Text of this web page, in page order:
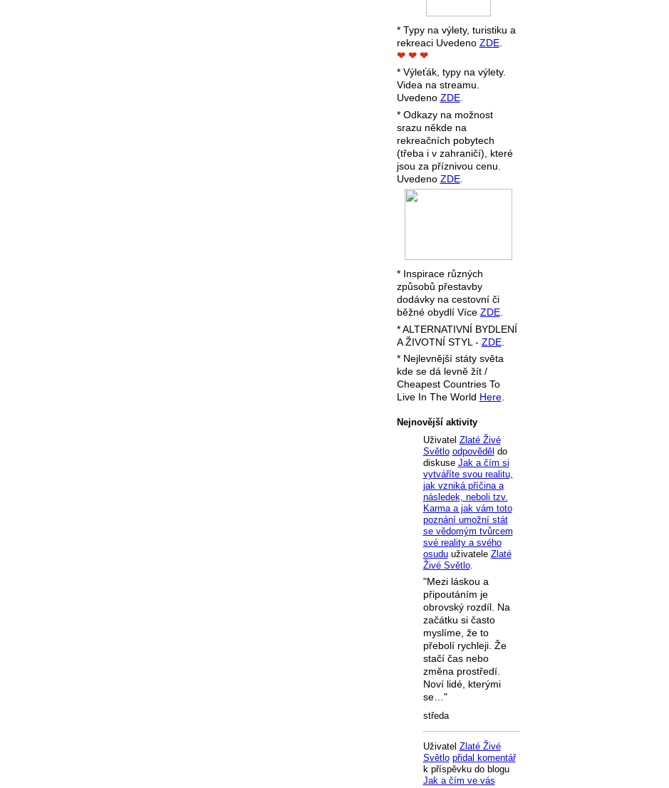
* Typy na výlety, turistiku a
rekreaci Uvedeno ZDE.
❤ ❤ ❤
* Výleťák, typy na výlety.
Videa na streamu.
Uvedeno ZDE.
* Odkazy na možnost
srazu někde na
rekreačních pobytech
(třeba i v zahraničí), které
jsou za příznivou cenu.
Uvedeno ZDE.
* Inspirace různých
způsobů přestavby
dodávky na cestovní či
běžné obydlí Více ZDE.
* ALTERNATIVNÍ BYDLENÍ
A ŽIVOTNÍ STYL - ZDE.
* Nejlevnější státy světa
kde se dá levně žít /
Cheapest Countries To
Live In The World Here.
Nejnovější aktivity
Uživatel Zlaté Živé
Světlo odpověděl do
diskuse Jak a čím si
vytváříte svou realitu,
jak vzniká příčina a
následek, neboli tzv.
Karma a jak vám toto
poznání umožní stát
se vědomým tvůrcem
své reality a svého
osuduuživatele Zlaté
Živé Světlo.
"Mezi láskou a
připoutáním je
obrovský rozdíl. Na
začátku si často
myslíme, že to
přebolí rychleji. Že
stačí čas nebo
změna prostředí.
Noví lidé, kterými
se…"
středa
Uživatel Zlaté Živé
Světlo přidal komentář
k příspěvku do blogu
Jak a čím ve vás